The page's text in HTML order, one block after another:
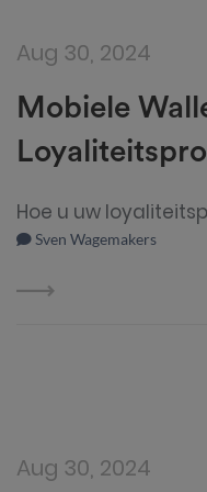
Aug 30, 2024
Mobiele
Hoe u uw
Sven Wagemakers
Aug 30, 2024